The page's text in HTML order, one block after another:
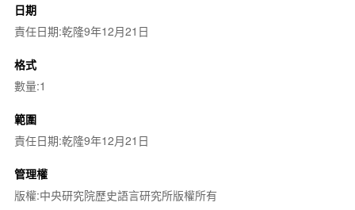
日期
責任日期:乾隆9年12月21日
格式
數量:1
範圍
責任日期:乾隆9年12月21日
管理權
版權:中央研究院歷史語言研究所版權所有